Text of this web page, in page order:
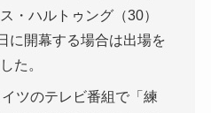
・ハルトゥング（30）
に開幕する場合は出場を
た。
ツのテレビ番組で「練